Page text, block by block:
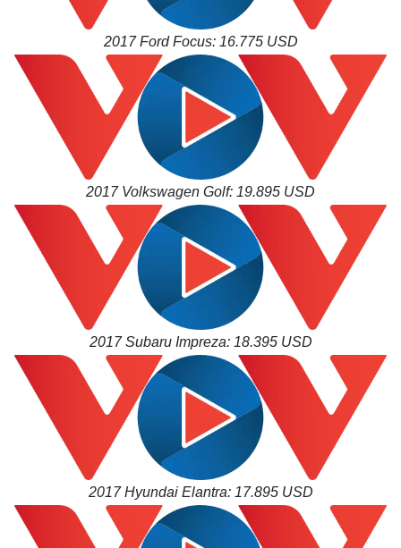
Thế giới
Quan sát
Cuộc sống đó đây
Multimedia
Video
E-Magazine
Infographic
2017 Ford Focus: 16.775 USD
2017 Volkswagen Golf: 19.895 USD
2017 Subaru Impreza: 18.395 USD
2017 Hyundai Elantra: 17.895 USD